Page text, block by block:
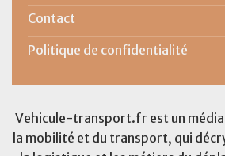
Contact
Politique de confidentialité
Vehicule-transport.fr est un média
la mobilité et du transport, qui